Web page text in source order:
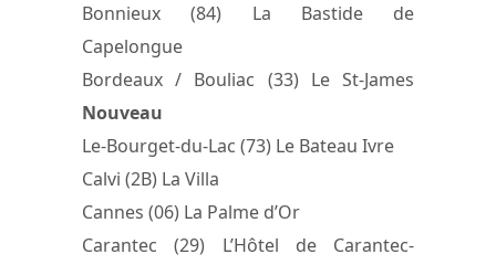
Bonnieux (84) La Bastide de
Capelongue
Bordeaux / Bouliac (33) Le St-James
Nouveau
Le-Bourget-du-Lac (73) Le Bateau Ivre
Calvi (2B) La Villa
Cannes (06) La Palme d’Or
Carantec (29) L’Hôtel de Carantec-